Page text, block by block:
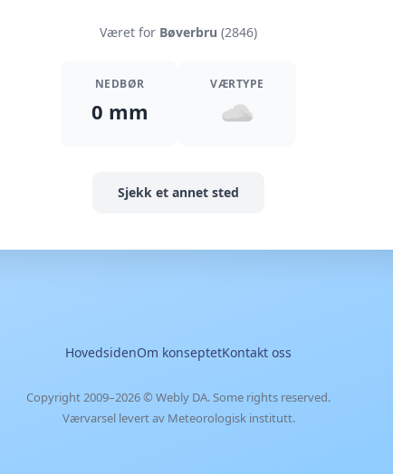
Været for Bøverbru (2846)
NEDBØR
0 mm
VÆRTYPE
Sjekk et annet sted
HovedsidenOm konseptetKontakt oss
Copyright 2009–2026 © Webly DA. Some rights reserved.
Værvarsel levert av Meteorologisk institutt.